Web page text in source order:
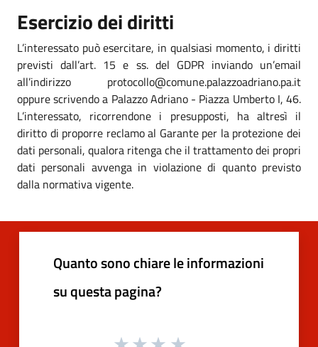
Esercizio dei diritti
L’interessato può esercitare, in qualsiasi momento, i diritti
previsti dall’art. 15 e ss. del GDPR inviando un’email
all’indirizzo protocollo@comune.palazzoadriano.pa.it
oppure scrivendo a Palazzo Adriano - Piazza Umberto I, 46.
L’interessato, ricorrendone i presupposti, ha altresì il
diritto di proporre reclamo al Garante per la protezione dei
dati personali, qualora ritenga che il trattamento dei propri
dati personali avvenga in violazione di quanto previsto
dalla normativa vigente.
Quanto sono chiare le informazioni
su questa pagina?